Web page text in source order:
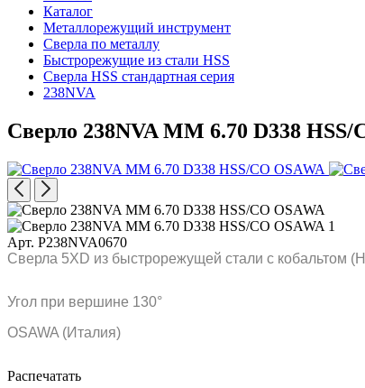
Каталог
Металлорежущий инструмент
Сверла по металлу
Быстрорежущие из стали HSS
Сверла HSS стандартная серия
238NVA
Сверло 238NVA MM 6.70 D338 HSS/
Арт. P238NVA0670
Сверла 5XD из быстрорежущей стали с кобальтом
Угол при вершине 130°
OSAWA (Италия)
Распечатать